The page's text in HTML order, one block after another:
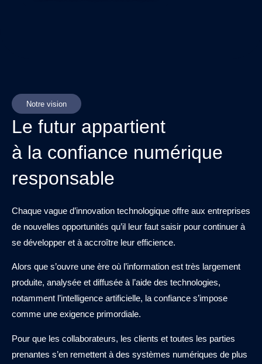
Notre vision
Le futur appartient
à la confiance numérique
responsable
Chaque vague d’innovation technologique offre aux entreprises
de nouvelles opportunités qu’il leur faut saisir pour continuer à
se développer et à accroître leur efficience.
Alors que s’ouvre une ère où l’information est très largement
produite, analysée et diffusée à l’aide des technologies,
notamment l’intelligence artificielle, la confiance s’impose
comme une exigence primordiale.
Pour que les collaborateurs, les clients et toutes les parties
prenantes s’en remettent à des systèmes numériques de plus